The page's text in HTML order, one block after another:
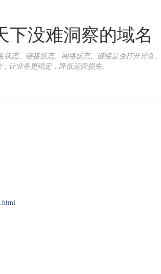
下没难洞察的域名
态、链接状态、网络状态、链接是否打开异常、
让业务更稳定，降低运营损失。